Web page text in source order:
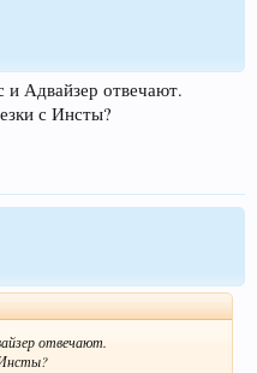
и Адвайзер отвечают.
с Инсты?
отвечают.